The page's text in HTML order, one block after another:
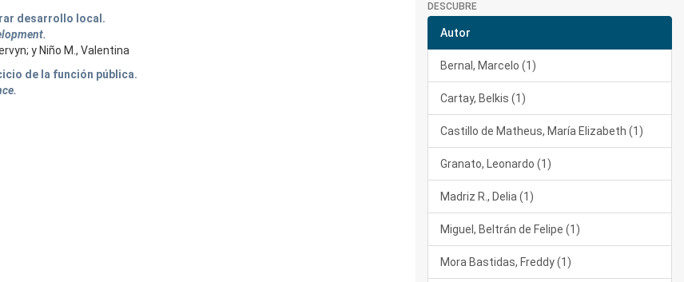
desarrollo local.
y Niño M., Valentina
de la función pública.
DESCUBRE
Autor
Bernal, Marcelo (1)
Cartay, Belkis (1)
Castillo de Matheus, María Elizabeth (1)
Granato, Leonardo (1)
Madriz R., Delia (1)
Miguel, Beltrán de Felipe (1)
Mora Bastidas, Freddy (1)